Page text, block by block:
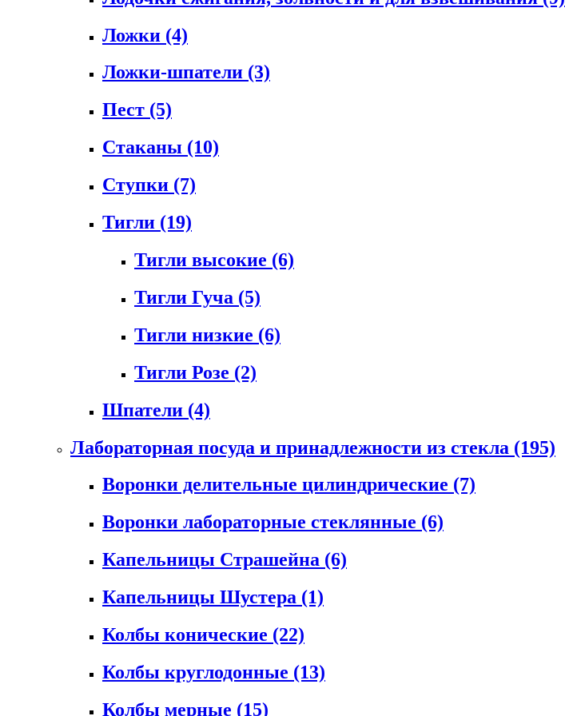
Ложки (4)
Ложки-шпатели (3)
Пест (5)
Стаканы (10)
Ступки (7)
Тигли (19)
Тигли высокие (6)
Тигли Гуча (5)
Тигли низкие (6)
Тигли Розе (2)
Шпатели (4)
Лабораторная посуда и принадлежности из стекла (195)
Воронки делительные цилиндрические (7)
Воронки лабораторные стеклянные (6)
Капельницы Страшейна (6)
Капельницы Шустера (1)
Колбы конические (22)
Колбы круглодонные (13)
Колбы мерные (15)